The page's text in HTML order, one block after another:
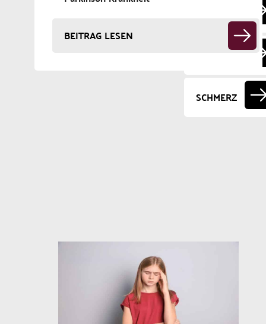
BEITRAG LESEN
DISEASES
SCHLAF
SCHMERZ